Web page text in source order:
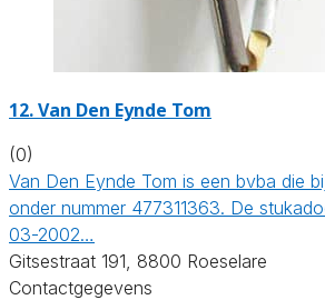
12. Van Den Eynde Tom
(0)
Van Den Eynde Tom is een bvba die
onder nummer 477311363. De
03-2002…
Gitsestraat 191, 8800 Roeselare
Contactgegevens